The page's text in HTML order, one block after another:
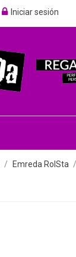
Iniciar sesión
Emreda RolSta